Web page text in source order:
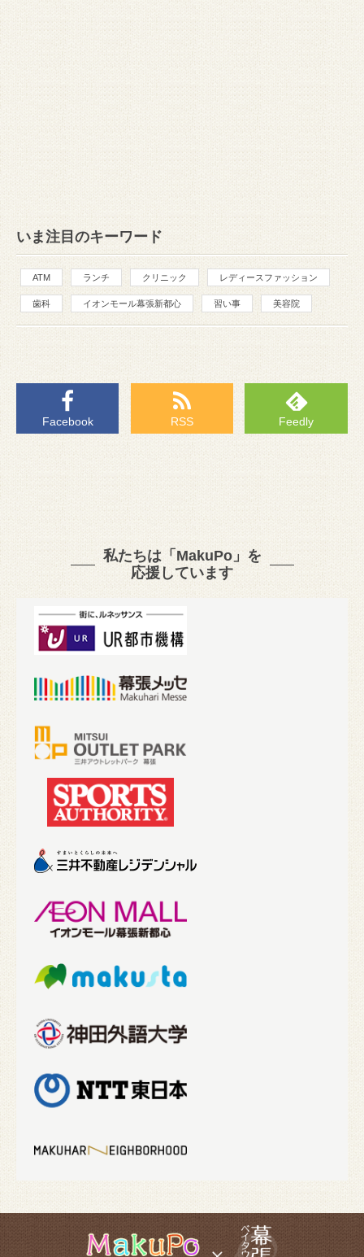
いま注目のキーワード
ATM ランチ クリニック レディースファッション
歯科 イオンモール幕張新都心 習い事 美容院
Facebook RSS Feedly
私たちは「MakuPo」を
応援しています